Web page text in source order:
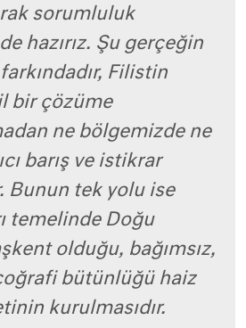
sorumluluk
hazırız. Şu gerçeğin
Filistin
bir çözüme
ne bölgemizde ne
barış ve istikrar
Bunun tek yolu ise
temelinde Doğu
olduğu, bağımsız,
bütünlüğü haiz
kurulmasıdır.